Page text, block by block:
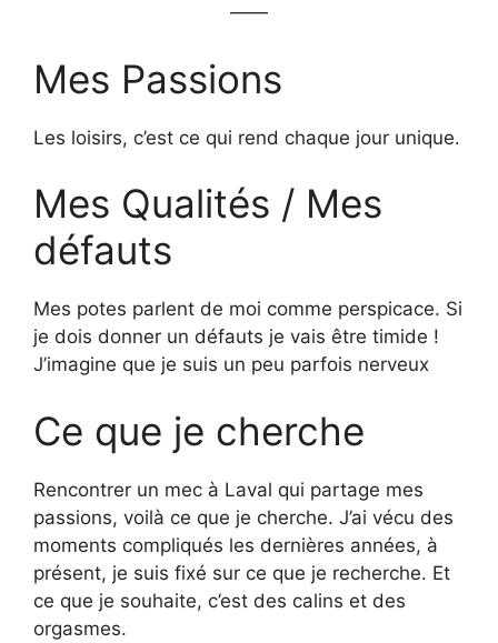
——
Mes Passions
Les loisirs, c’est ce qui rend chaque jour unique.
Mes Qualités / Mes
défauts
Mes potes parlent de moi comme perspicace. Si
je dois donner un défauts je vais être timide !
J’imagine que je suis un peu parfois nerveux
Ce que je cherche
Rencontrer un mec à Laval qui partage mes
passions, voilà ce que je cherche. J’ai vécu des
moments compliqués les dernières années, à
présent, je suis fixé sur ce que je recherche. Et
ce que je souhaite, c’est des calins et des
orgasmes.